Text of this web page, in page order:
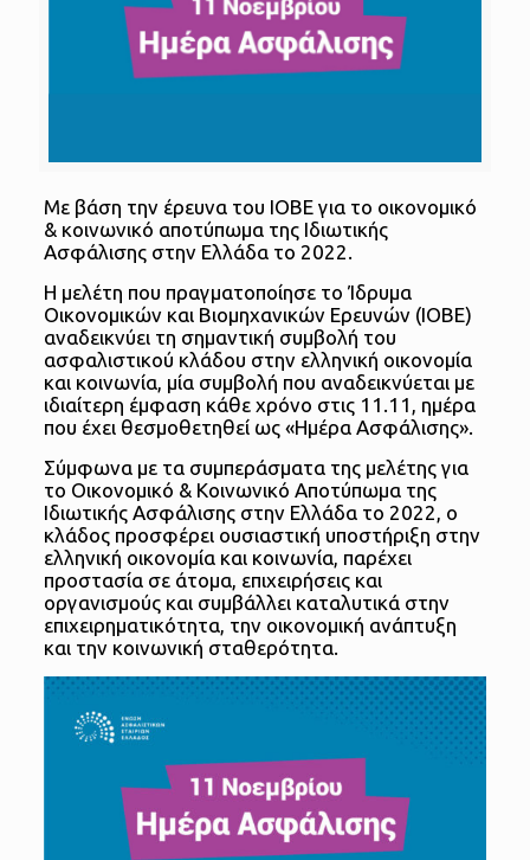
Με βάση την έρευνα του ΙΟΒΕ για το οικονομικό
& κοινωνικό αποτύπωμα της Ιδιωτικής
Ασφάλισης στην Ελλάδα το 2022.
Η μελέτη που πραγματοποίησε το Ίδρυμα
Οικονομικών και Βιομηχανικών Ερευνών (ΙΟΒΕ)
αναδεικνύει τη σημαντική συμβολή του
ασφαλιστικού κλάδου στην ελληνική οικονομία
και κοινωνία, μία συμβολή που αναδεικνύεται με
ιδιαίτερη έμφαση κάθε χρόνο στις 11.11, ημέρα
που έχει θεσμοθετηθεί ως «Ημέρα Ασφάλισης».
Σύμφωνα με τα συμπεράσματα της μελέτης για
το Οικονομικό & Κοινωνικό Αποτύπωμα της
Ιδιωτικής Ασφάλισης στην Ελλάδα το 2022, ο
κλάδος προσφέρει ουσιαστική υποστήριξη στην
ελληνική οικονομία και κοινωνία, παρέχει
προστασία σε άτομα, επιχειρήσεις και
οργανισμούς και συμβάλλει καταλυτικά στην
επιχειρηματικότητα, την οικονομική ανάπτυξη
και την κοινωνική σταθερότητα.